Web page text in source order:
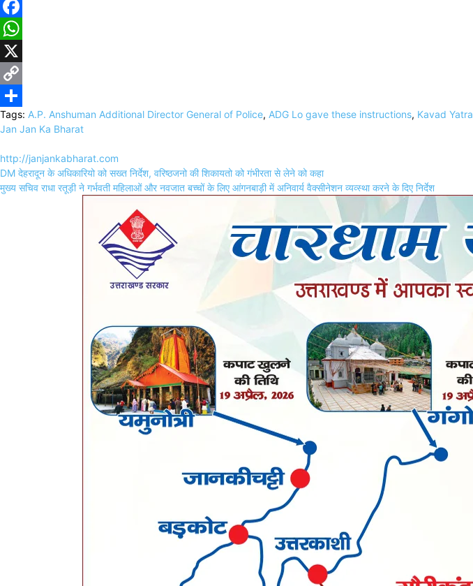
Facebook
WhatsApp
X
Copy
Link
Share
Tags: A.P. Anshuman Additional Director General of Police, ADG Lo gave these instructions, Kavad Yatra
Jan Jan Ka Bharat
http://janjankabharat.com
Post
navigation
DM देहरादून के अधिकारियो को सख्त निर्देश, वरिष्ठजनो की शिकायतो को गंभीरता से लेने को कहा
मुख्य सचिव राधा रतूड़ी ने गर्भवती महिलाओं और नवजात बच्चों के लिए आंगनबाड़ी में अनिवार्य वैक्सीनेशन व्यव्स्था करने के दिए निर्देश